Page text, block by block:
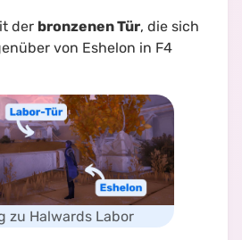
der bronzenen Tür, die sich
von Eshelon in F4
zu Halwards Labor